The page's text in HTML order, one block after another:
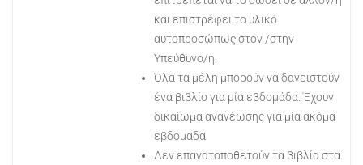
και επιστρέφει το υλικό
αυτοπροσώπως στον /στην
Υπεύθυνο/η.
Όλα τα μέλη μπορούν να δανειστούν
ένα βιβλίο για μία εβδομάδα. Έχουν
δικαίωμα ανανέωσης για μία ακόμα
εβδομάδα.
Δεν επανατοποθετούν τα βιβλία στα